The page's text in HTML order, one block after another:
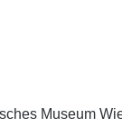
Museum